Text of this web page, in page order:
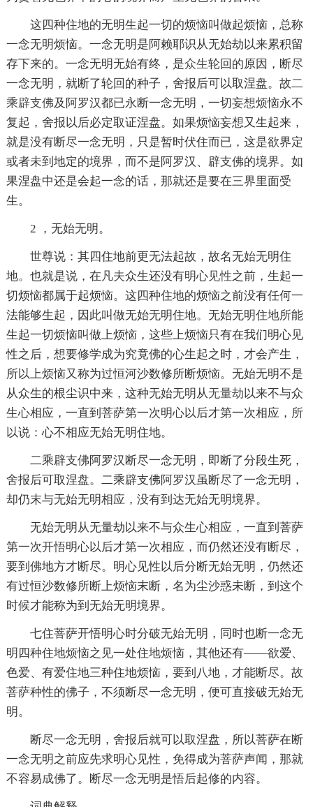
这四种住地的无明生起一切的烦恼叫做起烦恼，总称
一念无明烦恼。一念无明是阿赖耶识从无始劫以来累积留
存下来的。一念无明无始有终，是众生轮回的原因，断尽
一念无明，就断了轮回的种子，舍报后可以取涅盘。故二
乘辟支佛及阿罗汉都已永断一念无明，一切妄想烦恼永不
复起，舍报以后必定取证涅盘。如果烦恼妄想又生起来，
就是没有断尽一念无明，只是暂时伏住而已，这是欲界定
或者未到地定的境界，而不是阿罗汉、辟支佛的境界。如
果涅盘中还是会起一念的话，那就还是要在三界里面受
生。
2 ，无始无明。
世尊说：其四住地前更无法起故，故名无始无明住
地。也就是说，在凡夫众生还没有明心见性之前，生起一
切烦恼都属于起烦恼。这四种住地的烦恼之前没有任何一
法能够生起，因此叫做无始无明住地。无始无明住地所能
生起一切烦恼叫做上烦恼，这些上烦恼只有在我们明心见
性之后，想要修学成为究竟佛的心生起之时，才会产生，
所以上烦恼又称为过恒河沙数修所断烦恼。无始无明不是
从众生的根尘识中来，这种无始无明从无量劫以来不与众
生心相应，一直到菩萨第一次明心以后才第一次相应，所
以说：心不相应无始无明住地。
二乘辟支佛阿罗汉断尽一念无明，即断了分段生死，
舍报后可取涅盘。二乘辟支佛阿罗汉虽断尽了一念无明，
却仍末与无始无明相应，没有到达无始无明境界。
无始无明从无量劫以来不与众生心相应，一直到菩萨
第一次开悟明心以后才第一次相应，而仍然还没有断尽，
要到佛地方才断尽。明心见性以后分断无始无明，仍然还
有过恒沙数修所断上烦恼末断，名为尘沙惑未断，到这个
时候才能称为到无始无明境界。
七住菩萨开悟明心时分破无始无明，同时也断一念无
明四种住地烦恼之见一处住地烦恼，其他还有——欲爱、
色爱、有爱住地三种住地烦恼，要到八地，才能断尽。故
菩萨种性的佛子 ，不须断尽一念无明，便可直接破无始无
明。
断尽一念无明，舍报后就可以取涅盘，所以菩萨在断
一念无明之前应先求明心见性，免得成为菩萨声闻，那就
不容易成佛了。断尽一念无明是悟后起修的内容。